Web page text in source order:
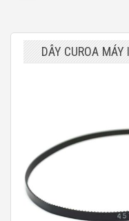
DÂY CUROA